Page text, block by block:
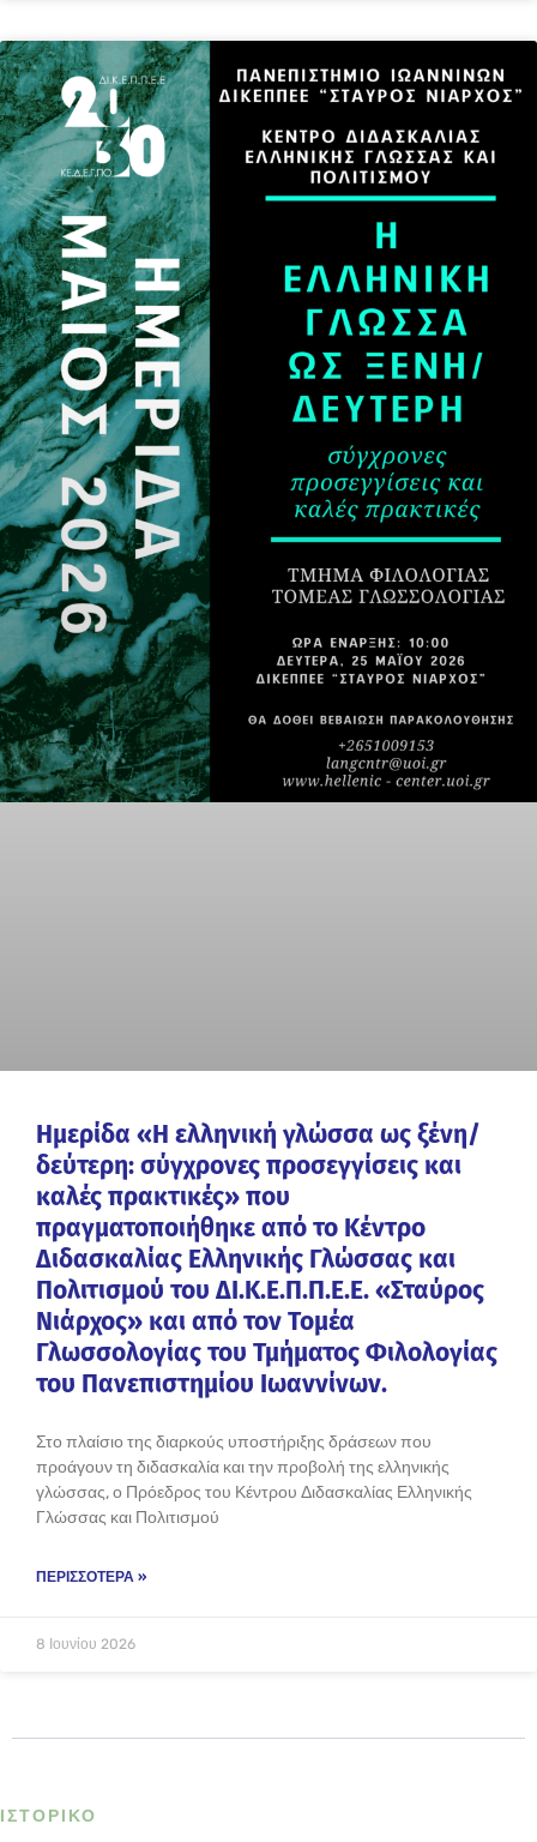
Ημερίδα «Η ελληνική γλώσσα ως ξένη/
δεύτερη: σύγχρονες προσεγγίσεις και
καλές πρακτικές» που
πραγματοποιήθηκε από το Κέντρο
Διδασκαλίας Ελληνικής Γλώσσας και
Πολιτισμού του ΔΙ.Κ.Ε.Π.Π.Ε.Ε. «Σταύρος
Νιάρχος» και από τον Τομέα
Γλωσσολογίας του Τμήματος Φιλολογίας
του Πανεπιστημίου Ιωαννίνων.
Στο πλαίσιο της διαρκούς υποστήριξης δράσεων που
προάγουν τη διδασκαλία και την προβολή της ελληνικής
γλώσσας, ο Πρόεδρος του Κέντρου Διδασκαλίας Ελληνικής
Γλώσσας και Πολιτισμού
ΠΕΡΙΣΣΌΤΕΡΑ »
8 Ιουνίου 2026
ΙΣΤΟΡΙΚΌ